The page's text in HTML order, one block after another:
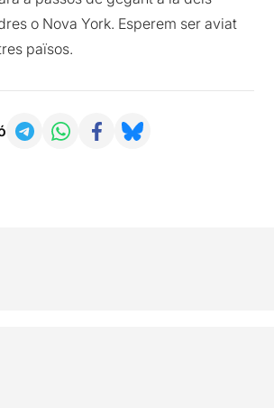
o Nova York. Esperem ser aviat
països.